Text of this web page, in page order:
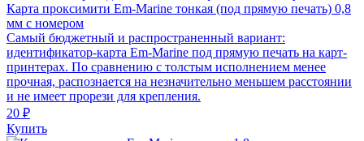
Карта проксимити Em-Marine тонкая (под прямую печать) 0,8
мм с номером
Самый бюджетный и распространенный вариант:
идентификатор-карта Em-Marine под прямую печать на карт-
принтерах. По сравнению с толстым исполнением менее
прочная, распознается на незначительно меньшем расстоянии
и не имеет прорези для крепления.
20 ₽
Купить